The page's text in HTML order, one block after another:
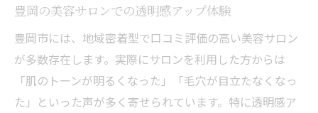
豊岡の美容サロンでの透明感アップ体験
豊岡市には、地域密着型で口コミ評価の高い美容サロン
が多数存在します。実際にサロンを利用した方からは
「肌のトーンが明るくなった」「毛穴が目立たなくなっ
た」といった声が多く寄せられています。特に透明感ア